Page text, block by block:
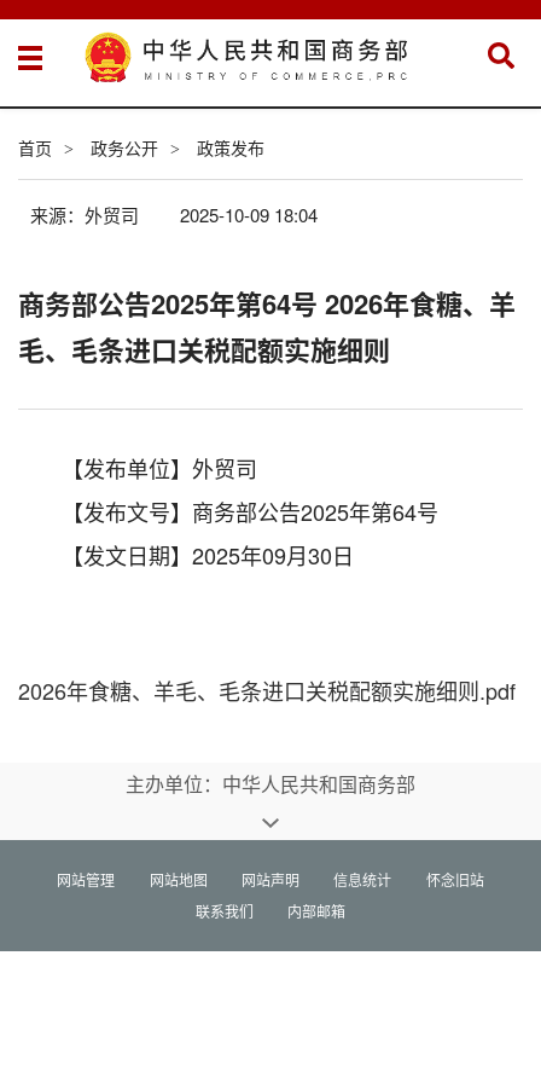
首页 > 政务公开 > 政策发布
来源：外贸司 2025-10-09 18:04
商务部公告2025年第64号 2026年食糖、羊
毛、毛条进口关税配额实施细则
【发布单位】外贸司
【发布文号】商务部公告2025年第64号
【发文日期】2025年09月30日
2026年食糖、羊毛、毛条进口关税配额实施细则.pdf
主办单位：中华人民共和国商务部
网站管理 网站地图 网站声明 信息统计
怀念旧站
联系我们
内部邮箱